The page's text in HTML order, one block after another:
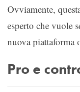
Ovviamente,
esperto che vuole
nuova piattaforma
Pro e